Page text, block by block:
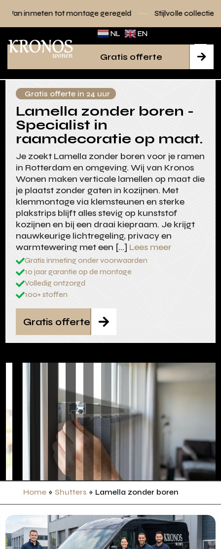
tot montage geregeld Stijlvolle collecties voor elk
NL EN

Gratis offerte
Gratis offerte in 24 uur
Lamella zonder boren -
Specialist in
raamdecoratie op maat.
Je zoekt Lamella zonder boren voor je ramen
in Rotterdam en omgeving. Wij van Kronos
Wonen maken verticale lamellen op maat die
je plaatst zonder gaten in kozijnen. Met
klemmontage via klemsteunen en sterke
plakstrips blijft alles stevig op kunststof
kozijnen en bij een draai kiepraam. Je krijgt
nauwkeurige lichtregeling, privacy en
warmtewering met een […] Lees meer
Gratis inmeting onder voorwaarden
10 jaar garantie op de montage
Volledig ontzorgd
100+ stoffen

Gratis offerte
Home» Shutters » Lamella zonder boren